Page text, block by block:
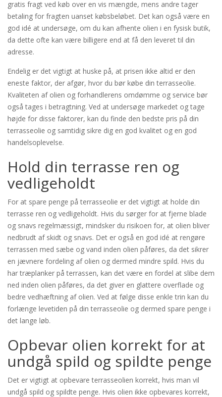
gratis fragt ved køb over en vis mængde, mens andre tager
betaling for fragten uanset købsbeløbet. Det kan også være en
god idé at undersøge, om du kan afhente olien i en fysisk butik,
da dette ofte kan være billigere end at få den leveret til din
adresse.
Endelig er det vigtigt at huske på, at prisen ikke altid er den
eneste faktor, der afgør, hvor du bør købe din terrasseolie.
Kvaliteten af olien og forhandlerens omdømme og service bør
også tages i betragtning. Ved at undersøge markedet og tage
højde for disse faktorer, kan du finde den bedste pris på din
terrasseolie og samtidig sikre dig en god kvalitet og en god
handelsoplevelse.
Hold din terrasse ren og
vedligeholdt
For at spare penge på terrasseolie er det vigtigt at holde din
terrasse ren og vedligeholdt. Hvis du sørger for at fjerne blade
og snavs regelmæssigt, mindsker du risikoen for, at olien bliver
nedbrudt af skidt og snavs. Det er også en god idé at rengøre
terrassen med sæbe og vand inden olien påføres, da det sikrer
en jævnere fordeling af olien og dermed mindre spild. Hvis du
har træplanker på terrassen, kan det være en fordel at slibe dem
ned inden olien påføres, da det giver en glattere overflade og
bedre vedhæftning af olien. Ved at følge disse enkle trin kan du
forlænge levetiden på din terrasseolie og dermed spare penge i
det lange løb.
Opbevar olien korrekt for at
undgå spild og spildte penge
Det er vigtigt at opbevare terrasseolien korrekt, hvis man vil
undgå spild og spildte penge. Hvis olien ikke opbevares korrekt,